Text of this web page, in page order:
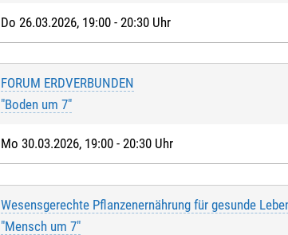
Do 26.03.2026, 19:00 - 20:30 Uhr
FORUM ERDVERBUNDEN
"Boden um 7"
Mo 30.03.2026, 19:00 - 20:30 Uhr
Wesensgerechte Pflanzenernährung für gesunde
"Mensch um 7"